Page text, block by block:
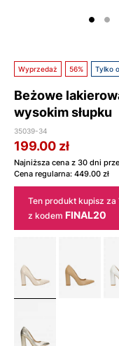
Wyprzedaż 56% Tylko
Beżowe
wysokim słupku
35039-34
199.00 zł
Najniższa cena z 30 dni
Cena regularna: 449.00 zł
Ten produkt kupisz za
z kodem FINAL20